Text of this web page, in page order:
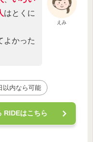
えみ
はとくに
よかった
以内なら可能
RIDEはこちら